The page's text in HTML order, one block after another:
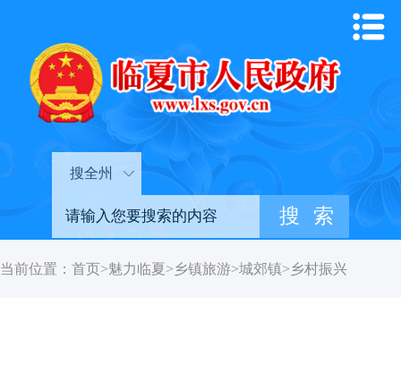
搜全州
当前位置： 首页>魅力临夏>乡镇旅游>城郊镇>乡村振兴